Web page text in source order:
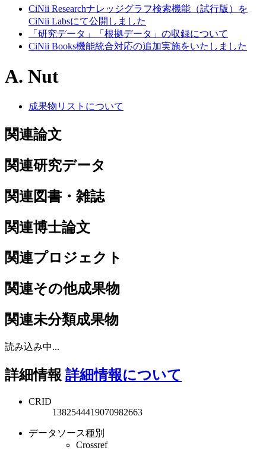
CiNii Researchナレッジグラフ検索機能（試行版）を
CiNii Labsにて公開しました
「研究データ」「根拠データ」の収録について
CiNii Books機能統合対応の追加実施をいたしました
A. Nut
成果物リストについて
関連論文
関連研究データ
関連図書・雑誌
関連博士論文
関連プロジェクト
関連その他成果物
関連未分類成果物
読み込み中...
詳細情報 詳細情報について
CRID
1382544419070982663
データソース種別
Crossref